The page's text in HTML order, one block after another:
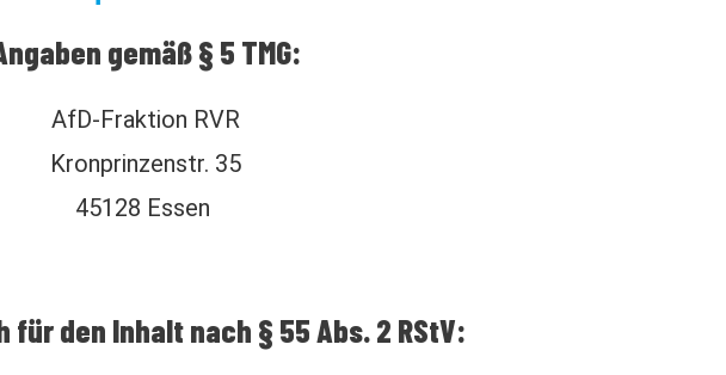
gemäß § 5 TMG:
AfD-Fraktion RVR
Kronprinzenstr. 35
45128 Essen
den Inhalt nach § 55 Abs. 2 RStV: